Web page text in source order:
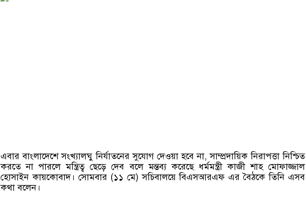
এবার বাংলাদেশে সংখ্যালঘু নির্যাতনের সুযোগ দেওয়া হবে না,সাম্প্রদায়িক নিরাপত্তা নিশ্চিত
করতে না পারলে মন্ত্রিত্ব ছেড়ে দেব বলে মন্তব্য করেছে ধর্মমন্ত্রী কাজী শাহ মোফাজ্জাল
হোসাইন কায়কোবাদ। সোমবার(১১ মে)সচিবালয়ে বিএসআরএফ এর বৈঠকে তিনি এসব
কথা বলেন।